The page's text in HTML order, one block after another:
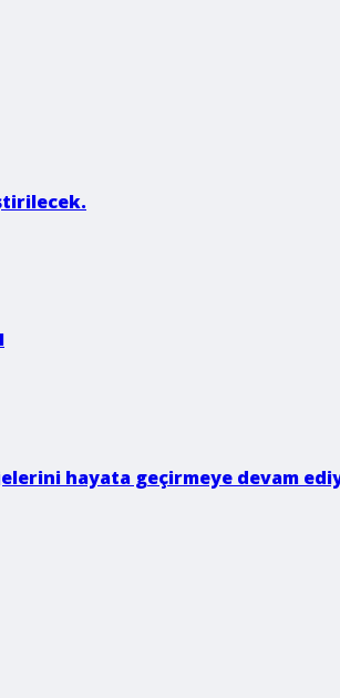
hayata geçirmeye devam